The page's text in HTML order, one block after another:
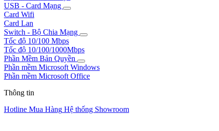
USB - Card Mạng
Card Wifi
Card Lan
Switch - Bộ Chia Mạng
Tốc độ 10/100 Mbps
Tốc độ 10/100/1000Mbps
Phần Mềm Bản Quyền
Phần mềm Microsoft Windows
Phần mềm Microsoft Office
Thông tin
Hotline Mua Hàng Hệ thống Showroom